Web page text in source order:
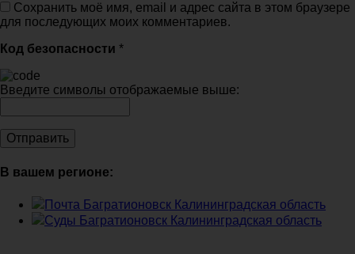
Сохранить моё имя, email и адрес сайта в этом браузере
для последующих моих комментариев.
Код безопасности *
Введите символы отображаемые выше:
В вашем регионе:
Почта Багратионовск Калининградская область
Суды Багратионовск Калининградская область